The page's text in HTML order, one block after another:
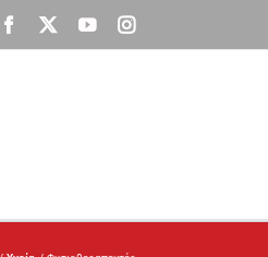
Facebook
X YouTubeInstagram